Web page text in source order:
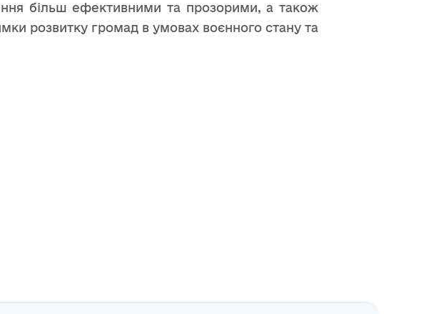
більш ефективними та прозорими, а також
розвитку громад в умовах воєнного стану та